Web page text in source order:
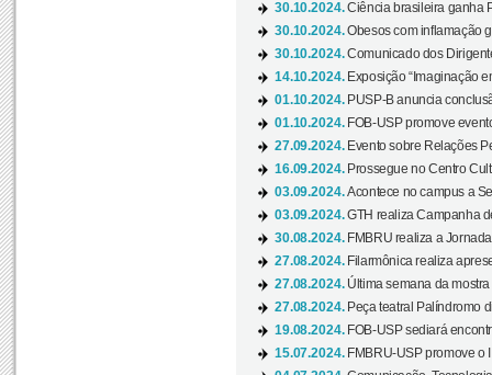
30.10.2024.Ciência brasileira ganha
30.10.2024.Obesos com inflamação
30.10.2024.Comunicado dos
14.10.2024. Exposição “Imaginação
01.10.2024. PUSP-B anuncia
01.10.2024. FOB-USP promove
27.09.2024. Evento sobre Relações
16.09.2024. Prossegue no Centro
03.09.2024.Acontece no campus a
03.09.2024.GTH realiza Campanha
30.08.2024. FMBRU realiza a
27.08.2024. Filarmônica realiza
27.08.2024. Última semana da
27.08.2024. Peça teatral Palíndromo
19.08.2024. FOB-USP sediará
15.07.2024. FMBRU-USP promove o